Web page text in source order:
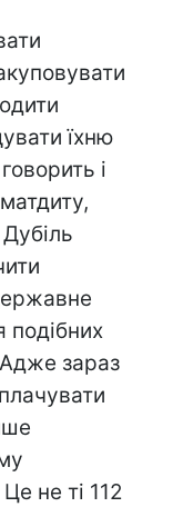
їхню
і
подібних
зараз
не ті 112